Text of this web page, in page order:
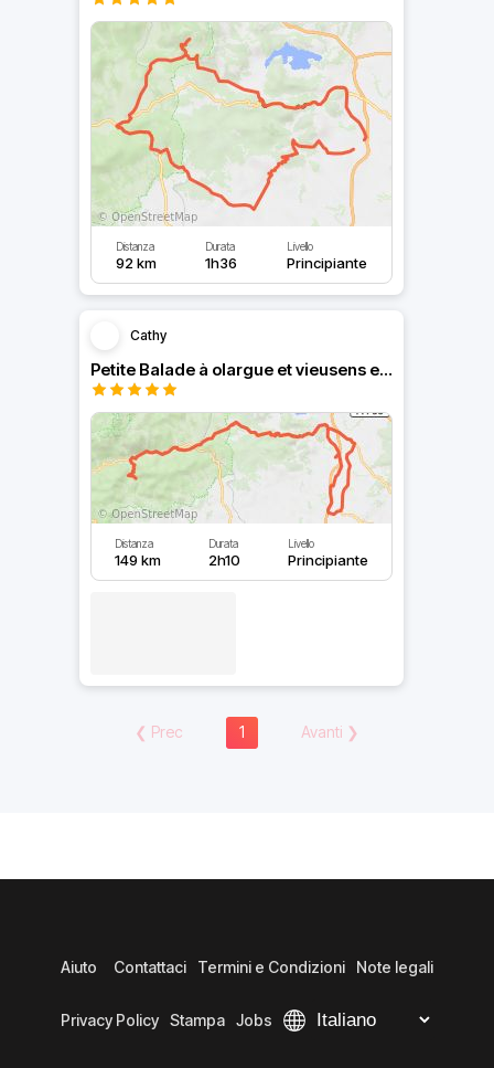
Distanza
92 km
Durata
1h36
Livello
Principiante
Cathy
Petite Balade à olargue et vieusens en suivant le long l’orb
Distanza
149 km
Durata
2h10
Livello
Principiante
❮ Prec 1 Avanti ❯
Aiuto Contattaci Termini e Condizioni Note legali
Privacy Policy Stampa Jobs